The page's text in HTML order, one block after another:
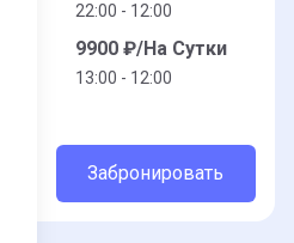
22:00 - 12:00
9900₽/На Сутки
13:00 - 12:00
Забронировать